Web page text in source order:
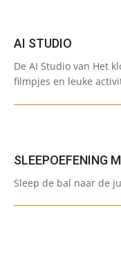
AI STUDIO
03-
14
De AI Studio van Het
filmpjes en leuke
SLEEPOEFENING
02-
20
Sleep de bal naar de